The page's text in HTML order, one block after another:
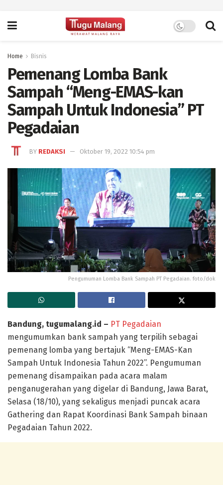
Home Bisnis
Pemenang Lomba Bank
Sampah “Meng-EMAS-kan
Sampah Untuk Indonesia” PT
Pegadaian
BY REDAKSI Oktober 19, 2022 10:54 pm
Pengumuman Lomba Bank Sampah PT Pegadaian. foto/dok
Bandung, tugumalang.id – PT Pegadaian
mengumumkan bank sampah yang terpilih sebagai
pemenang lomba yang bertajuk “Meng-EMAS-Kan
Sampah Untuk Indonesia Tahun 2022”. Pengumuman
pemenang disampaikan pada acara malam
penganugerahan yang digelar di Bandung, Jawa Barat,
Selasa (18/10), yang sekaligus menjadi puncak acara
Gathering dan Rapat Koordinasi Bank Sampah binaan
Pegadaian Tahun 2022.